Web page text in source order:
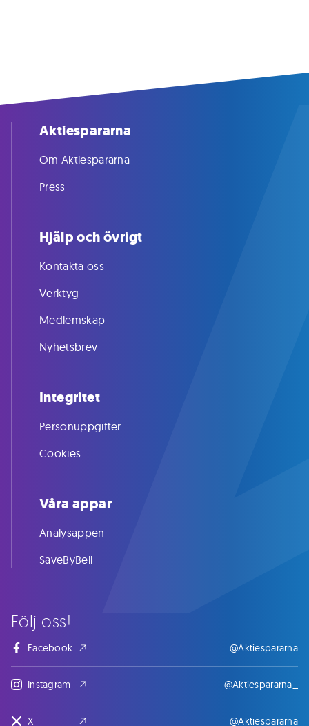
Följ oss!
Facebook @Aktiespararna
Instagram @Aktiespararna_
X @Aktiespararna
Aktiespararna
Om Aktiespararna
Press
Hjälp och övrigt
Kontakta oss
Verktyg
Medlemskap
Nyhetsbrev
Integritet
Personuppgifter
Cookies
Våra appar
Analysappen
SaveByBell